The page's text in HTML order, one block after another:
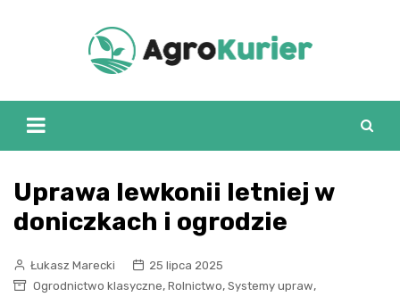
Uprawa lewkonii letniej w
doniczkach i ogrodzie
Łukasz Marecki
25 lipca 2025
Ogrodnictwo klasyczne, Rolnictwo, Systemy upraw,